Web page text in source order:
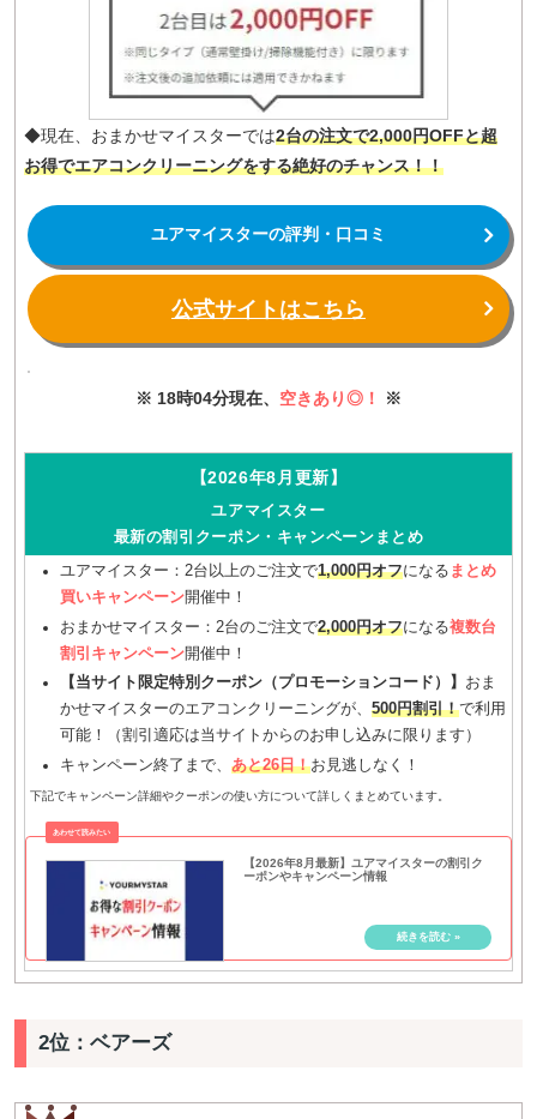
◆現在、おまかせマイスターでは2台の注文で2,000円OFFと超
お得でエアコンクリーニングをする絶好のチャンス！！
ユアマイスターの評判・口コミ
公式サイトはこちら
※ 18時04分現在、 空きあり◎！ ※
【2026年8月更新】
ユアマイスター
最新の割引クーポン・キャンペーンまとめ
ユアマイスター：2台以上のご注文で1,000円オフになる まとめ
買いキャンペーン開催中！
おまかせマイスター：2台のご注文で2,000円オフになる複数台
割引キャンペーン開催中！
【当サイト限定特別クーポン（プロモーションコード）】
おま
かせマイスターのエアコンクリーニングが、 500円割引！で利用
可能！（割引適応は当サイトからのお申し込みに限ります）
キャンペーン終了まで、 あと26日！お見逃しなく！
下記でキャンペーン詳細やクーポンの使い方について詳しくまとめています。
【2026年8月最新】ユアマイスターの割引ク
ーポンやキャンペーン情報
2位：ベアーズ